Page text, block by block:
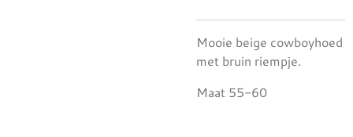
Mooie beige cowboyhoed
met bruin riempje.
Maat 55-60